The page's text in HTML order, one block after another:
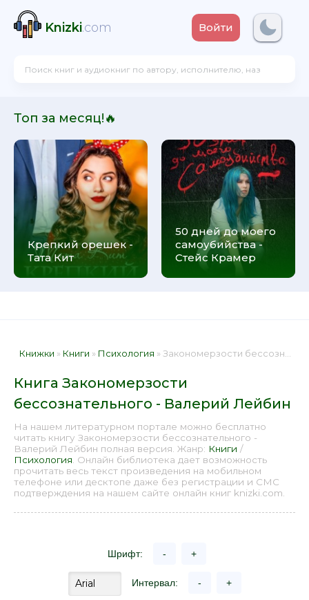
Knizki.com Войти
Топ за месяц!🔥
Крепкий орешек -
Тата Кит
50 дней до моего
самоубийства -
Стейс Крамер
Книжки » Книги » Психология » Закономерзости бессознательного - Валерий Лейбин 📕 - Книга онлайн бесплатно
Книга Закономерзости
бессознательного - Валерий Лейбин
На нашем литературном портале можно бесплатно
читать книгу Закономерзости бессознательного -
Валерий Лейбин полная версия. Жанр: Книги /
Психология . Онлайн библиотека дает возможность
прочитать весь текст произведения на мобильном
телефоне или десктопе даже без регистрации и СМС
подтверждения на нашем сайте онлайн книг knizki.com.
Шрифт: - +
Интервал: - +